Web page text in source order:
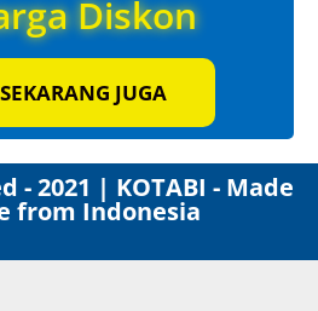
Diskon
JUGA
- 2021 | KOTABI - Made
from Indonesia